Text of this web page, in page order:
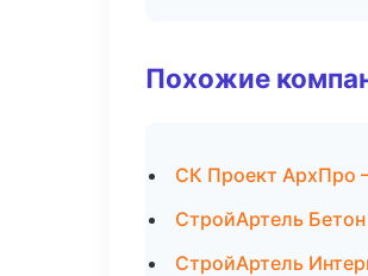
Похожие
СК Проект АрхПро
СтройАртель
СтройАртель